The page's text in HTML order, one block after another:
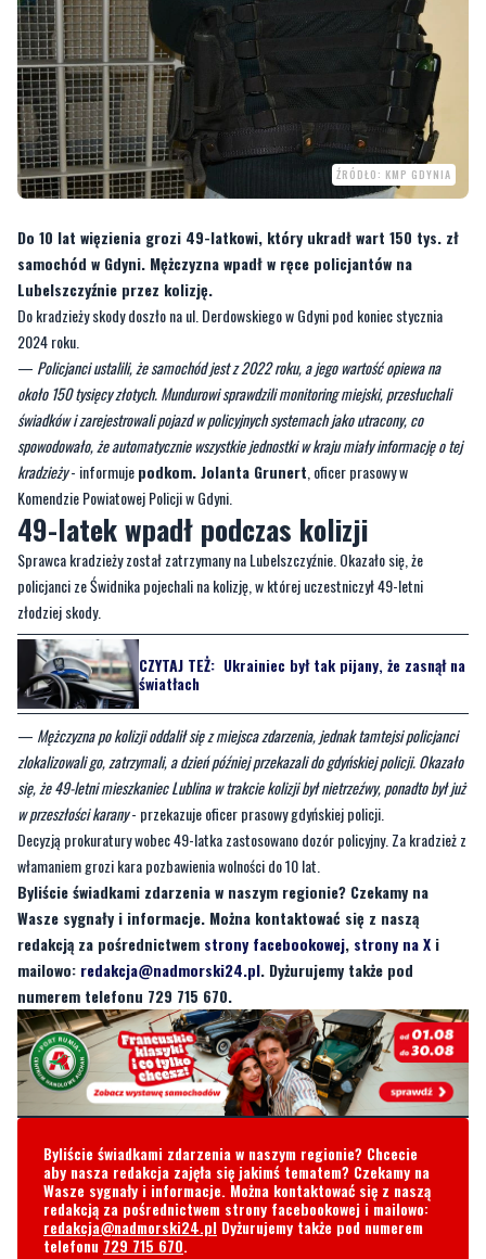
ŹRÓDŁO: KMP GDYNIA
Do 10 lat więzienia grozi 49-latkowi, który ukradł wart 150 tys. zł
samochód w Gdyni. Mężczyzna wpadł w ręce policjantów na
Lubelszczyźnie przez kolizję.
Do kradzieży skody doszło na ul. Derdowskiego w Gdyni pod koniec stycznia
2024 roku.
— Policjanci ustalili, że samochód jest z 2022 roku, a jego wartość opiewa na
około 150 tysięcy złotych. Mundurowi sprawdzili monitoring miejski, przesłuchali
świadków i zarejestrowali pojazd w policyjnych systemach jako utracony, co
spowodowało, że automatycznie wszystkie jednostki w kraju miały informację o tej
kradzieży- informujepodkom. Jolanta Grunert, oficer prasowy w
Komendzie Powiatowej Policji w Gdyni.
49-latek wpadł podczas kolizji
Sprawca kradzieży został zatrzymany na Lubelszczyźnie. Okazało się, że
policjanci ze Świdnika pojechali na kolizję, w której uczestniczył 49-letni
złodziej skody.
CZYTAJ TEŻ: Ukrainiec był tak pijany, że zasnął na
światłach
— Mężczyzna po kolizji oddalił się z miejsca zdarzenia, jednak tamtejsi policjanci
zlokalizowali go, zatrzymali, a dzień później przekazali do gdyńskiej policji. Okazało
się, że 49-letni mieszkaniec Lublina w trakcie kolizji był nietrzeźwy, ponadto był już
w przeszłości karany- przekazuje oficer prasowy gdyńskiej policji.
Decyzją prokuratury wobec 49-latka zastosowano dozór policyjny. Za kradzież z
włamaniem grozi kara pozbawienia wolności do 10 lat.
Byliście świadkami zdarzenia w naszym regionie? Czekamy na
Wasze sygnały i informacje. Można kontaktować się z naszą
redakcją za pośrednictwem strony facebookowej, strony na X i
mailowo: redakcja@nadmorski24.pl. Dyżurujemy także pod
numerem telefonu 729 715 670.
Byliście świadkami zdarzenia w naszym regionie? Chcecie
aby nasza redakcja zajęła się jakimś tematem? Czekamy na
Wasze sygnały i informacje. Można kontaktować się z naszą
redakcją za pośrednictwem strony facebookowej i mailowo:
redakcja@nadmorski24.pl Dyżurujemy także pod numerem
telefonu 729 715 670.